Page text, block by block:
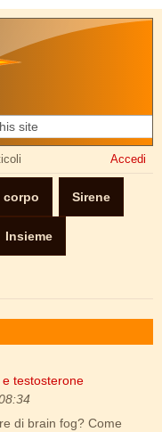
Accedi
corpo Sirene
Insieme
testosterone
di brain fog? Come